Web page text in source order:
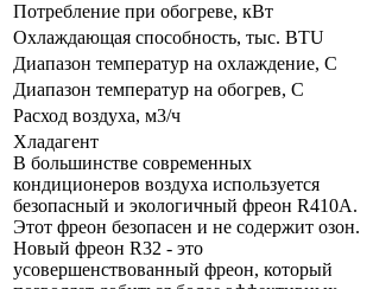
Потребление при обогреве, кВт
Охлаждающая способность, тыс. BTU
Диапазон температур на охлаждение, С
Диапазон температур на обогрев, С
Расход воздуха, м3/ч
Хладагент
В большинстве современных
кондиционеров воздуха используется
безопасный и экологичный фреон R410A.
Этот фреон безопасен и не содержит озон.
Новый фреон R32 - это
усовершенствованный фреон, который